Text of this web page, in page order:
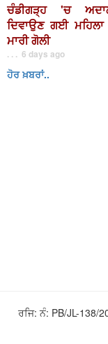
ਚੰਡੀਗੜ੍ਹ 'ਚ
ਦਿਵਾਉਣ ਗਈ
ਮਾਰੀ ਗੋਲੀ
. . . 6 days ago
ਹੋਰ ਖ਼ਬਰਾਂ..
ਰਜਿ: ਨੰ: PB/JL-138/